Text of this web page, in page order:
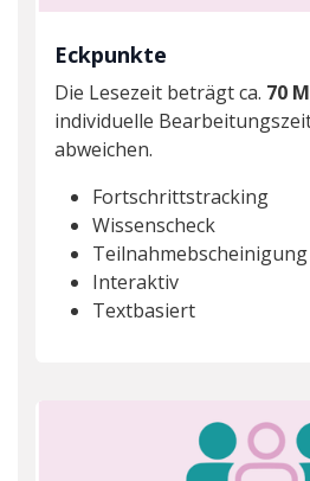
Eckpunkte
Die Lesezeit beträgt ca. 70
individuelle
abweichen.
Fortschrittstracking
Wissenscheck
Teilnahmebscheinigung
Interaktiv
Textbasiert